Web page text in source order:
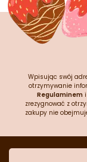
Wpisując swój
otrzymywanie
Regulaminem i
zrezygnować z
zakupy nie